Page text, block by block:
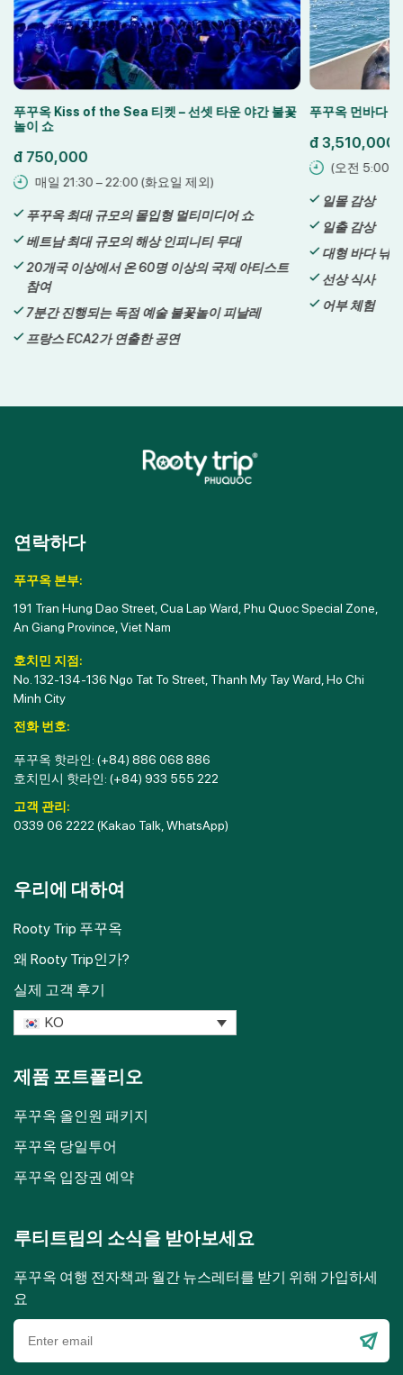
푸꾸옥 Kiss of the Sea 티켓 – 선셋 타운 야간 불꽃
놀이 쇼
đ 750,000
매일 21:30 – 22:00 (화요일 제외)
푸꾸옥 최대 규모의 몰입형 멀티미디어 쇼
베트남 최대 규모의 해상 인피니티 무대
20개국 이상에서 온 60명 이상의 국제 아티스트
참여
7분간 진행되는 독점 예술 불꽃놀이 피날레
프랑스 ECA2가 연출한 공연
푸꾸옥 먼바다
đ 3,510,000
(오전 5:00 –
일몰 감상
일출 감상
대형 바다 낚시
선상 식사
어부 체험
연락하다
푸꾸옥 본부:
191 Tran Hung Dao Street, Cua Lap Ward, Phu Quoc Special Zone,
An Giang Province, Viet Nam
호치민 지점:
No. 132-134-136 Ngo Tat To Street, Thanh My Tay Ward, Ho Chi
Minh City
전화 번호:
푸꾸옥 핫라인: (+84) 886 068 886
호치민시 핫라인: (+84) 933 555 222
고객 관리:
0339 06 2222 (Kakao Talk, WhatsApp)
우리에 대하여
Rooty Trip 푸꾸옥
왜 Rooty Trip인가?
실제 고객 후기
KO
제품 포트폴리오
푸꾸옥 올인원 패키지
푸꾸옥 당일투어
푸꾸옥 입장권 예약
루티트립의 소식을 받아보세요
푸꾸옥 여행 전자책과 월간 뉴스레터를 받기 위해 가입하세
요
Please